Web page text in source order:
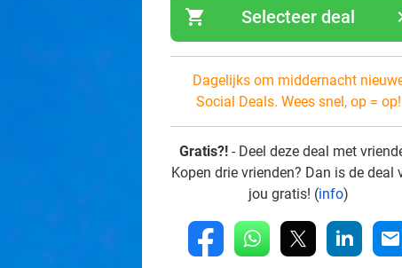
shopping_cart Selecteer deal
Dagelijks om middernacht
Social Deals. Wees snel, op = op!
Gratis?! - Deel deze deal met
Kopen drie vrienden? Dan is de deal
jou gratis! (info)
fb whatsapp linkedin mail